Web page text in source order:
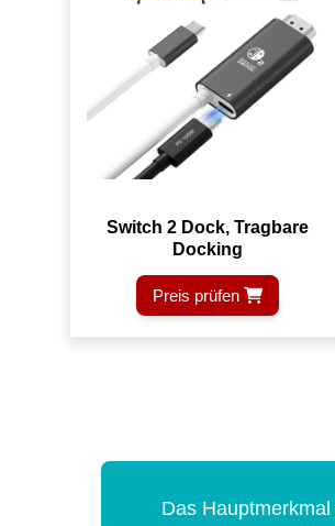
Switch 2 Dock, Tragbare
Docking
Preis prüfen
Das